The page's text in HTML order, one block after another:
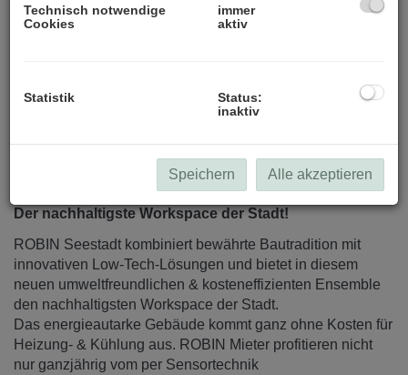
Beschreibung
ROBIN - Inspired by Nature.
Der nachhaltigste Workspace der Stadt!
ROBIN Seestadt kombiniert bewährte Bautradition mit
innovativen Low-Tech-Lösungen und bietet in diesem
neuen umweltfreundlichen & kosteneffizienten Ensemble
den nachhaltigsten Workspace der Stadt.
Das energieautarke Gebäude kommt ganz ohne Kosten für
Heizung- & Kühlung aus. ROBIN Mieter profitieren nicht
nur ganzjährig vom per Sensortechnik
Technisch notwendige
Cookies
immer
aktiv
Statistik
Status:
inaktiv
Speichern Alle akzeptieren